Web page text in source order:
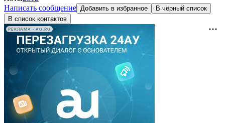
Написать сообщение Добавить в избранное
В чёрный список
В список контактов
РЕКЛАМА • AU.RU